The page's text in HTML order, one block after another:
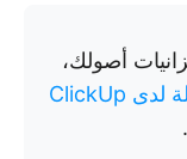
أصولك،